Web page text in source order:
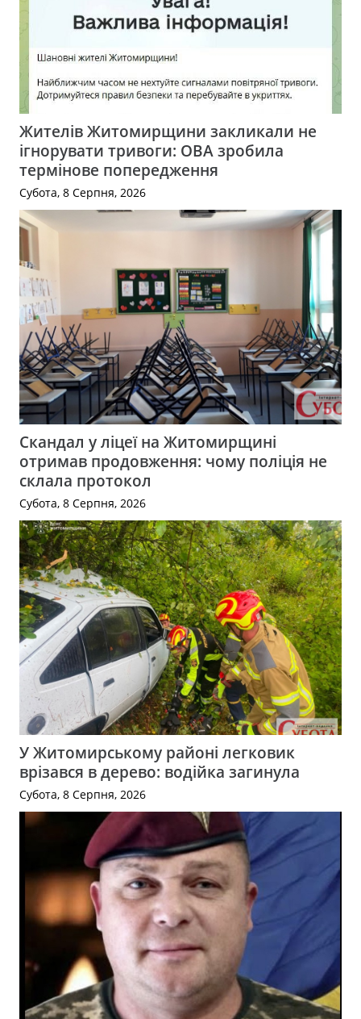
Жителів Житомирщини закликали не
ігнорувати тривоги: ОВА зробила
термінове попередження
Субота, 8 Серпня, 2026
Скандал у ліцеї на Житомирщині
отримав продовження: чому поліція не
склала протокол
Субота, 8 Серпня, 2026
У Житомирському районі легковик
врізався в дерево: водійка загинула
Субота, 8 Серпня, 2026